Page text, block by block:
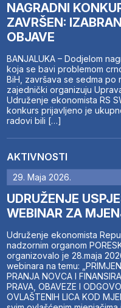
NAGRADNI
ZAVRŠEN:
OBJAVE
BANJALUKA – Dodjelom
koja se bavi problemom
BiH, završava se sedma po
zajednički organizuju
Udruženje ekonomista RS
konkurs prijavljeno je
radovi bili […]
AKTIVNOSTI
29. Maja 2026.
UDRUŽENJE
WEBINAR ZA
Udruženje ekonomista
nadzornim organom
organizovalo je 28.maja
webinara na temu:
PRANJA NOVCA I
PRAVA, OBAVEZE I
OVLAŠTENIH LICA KOD